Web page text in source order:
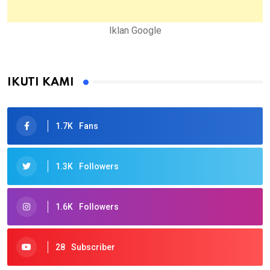
Iklan Google
IKUTI KAMI
1.7K Fans
1.3K Followers
1.6K Followers
28 Subscriber